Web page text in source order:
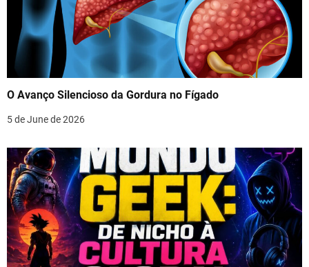
O Avanço Silencioso da Gordura no Fígado
5 de June de 2026